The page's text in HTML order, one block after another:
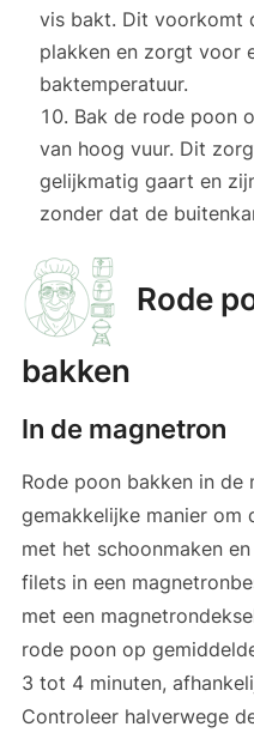
vis bakt. Dit voorkomt
plakken en zorgt voor
baktemperatuur.
Bak de rode poon
van hoog vuur. Dit
gelijkmatig gaart en
zonder dat de
Rode
bakken
In de magnetron
Rode poon bakken in de
gemakkelijke manier om
met het schoonmaken
filets in een
met een
rode poon op
3 tot 4 minuten,
Controleer halverwege